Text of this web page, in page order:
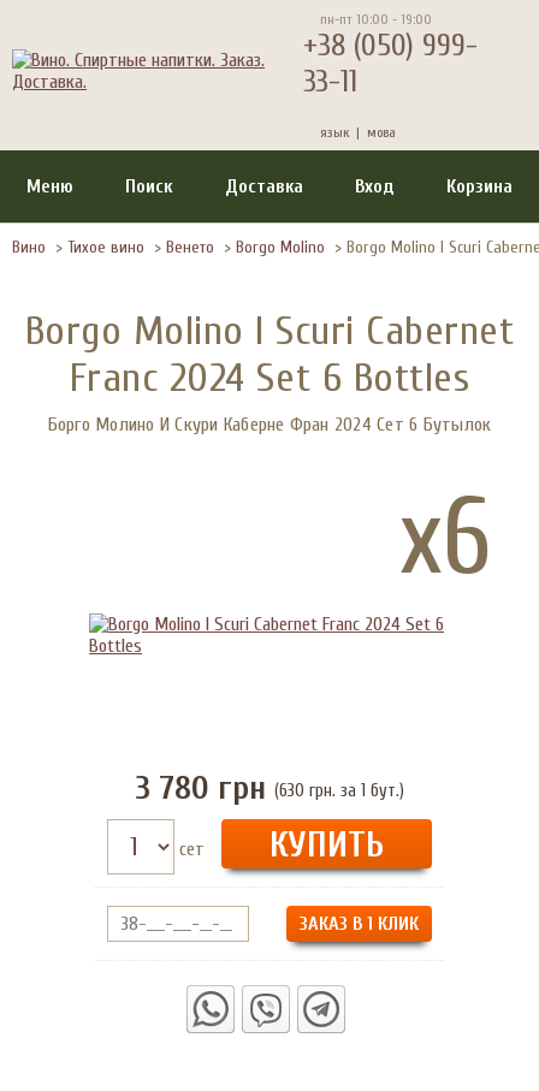
пн-пт 10:00 - 19:00
+38 (050) 999-
33-11
язык | мова
Меню Поиск Доставка Вход Корзина
Вино > Тихое вино > Венето > Borgo Molino > Borgo Molino I Scuri
Borgo Molino I Scuri Cabernet
Franc 2024 Set 6 Bottles
Борго Молино И Скури Каберне Фран 2024 Сет 6 Бутылок
x6
3 780 грн (630 грн. за 1 бут.)
сет
ЗАКАЗ В 1 КЛИК